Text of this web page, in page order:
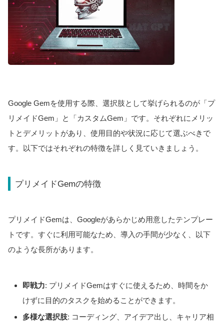
Google Gemを使用する際、選択肢として挙げられるのが「プ
リメイドGem」と「カスタムGem」です。それぞれにメリッ
トとデメリットがあり、使用目的や状況に応じて選ぶべきで
す。以下ではそれぞれの特徴を詳しく見ていきましょう。
プリメイドGemの特徴
プリメイドGemは、Googleがあらかじめ用意したテンプレー
トです。すぐに利用可能なため、導入の手間が少なく、以下
のような長所があります。
即戦力: プリメイドGemはすぐに使えるため、時間をか
けずに目的のタスクを始めることができます。
多様な選択肢: コーディング、アイデア出し、キャリア相